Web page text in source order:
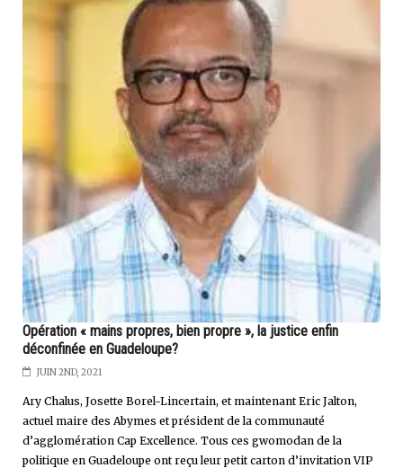
Opération « mains propres, bien propre », la justice enfin
déconfinée en Guadeloupe?
JUIN 2ND, 2021
Ary Chalus, Josette Borel-Lincertain, et maintenant Eric Jalton,
actuel maire des Abymes et président de la communauté
d’agglomération Cap Excellence. Tous ces gwomodan de la
politique en Guadeloupe ont reçu leur petit carton d’invitation VIP